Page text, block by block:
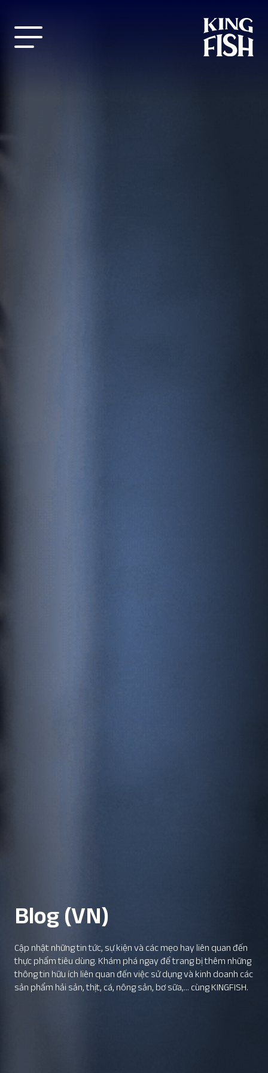
Blog (VN)
Cập nhật những tin tức, sự kiện và các mẹo hay liên quan đến
thực phẩm tiêu dùng. Khám phá ngay để trang bị thêm những
thông tin hữu ích liên quan đến việc sử dụng và kinh doanh các
sản phẩm hải sản, thịt, cá, nông sản, bơ sữa,... cùng KINGFISH.